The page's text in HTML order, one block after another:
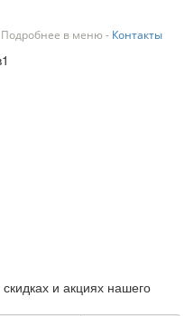
в меню - Контакты
скидках и акциях нашего